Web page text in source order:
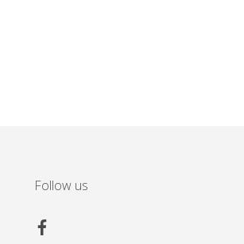
Follow us